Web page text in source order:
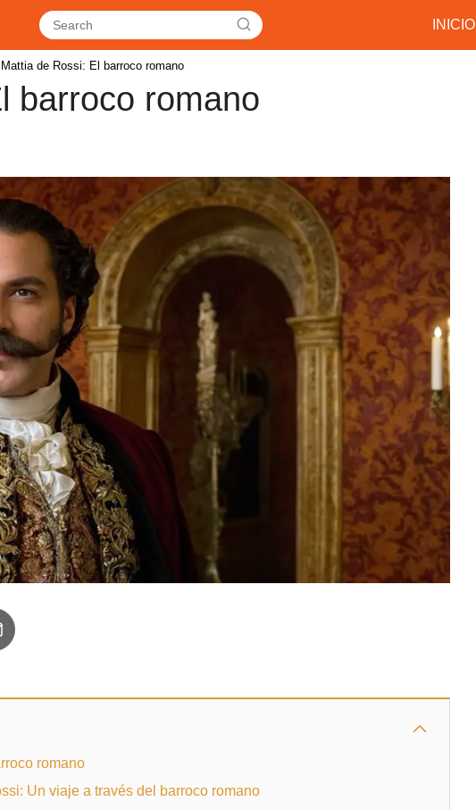
INICIO
Mattia de Rossi: El barroco romano
barroco romano
romano
Un viaje a través del barroco romano